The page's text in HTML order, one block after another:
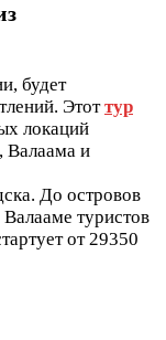
будет
Этоттур
локаций
Валаама и
До островов
туристов
от 29350